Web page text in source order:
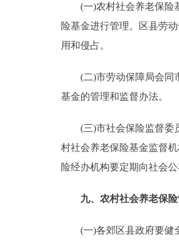
(一)农村社会养老保险基
险基金进行管理。区县劳
用和侵占。
(二)市劳动保障局会同市
基金的管理和监督办法。
(三)市社会保险监督委员
村社会养老保险基金监督
险经办机构要定期向社会
九、农村社会养老保
(一)各郊区县政府要健全